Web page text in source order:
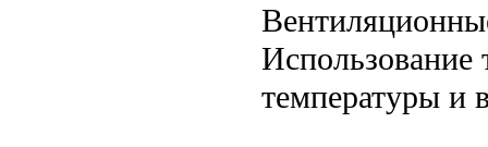
температуры и